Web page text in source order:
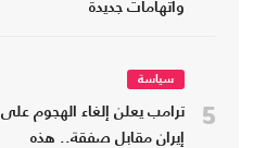
واتهامات جديدة
5
سياسة
ترامب يعلن إلغاء الهجوم على
إيران مقابل صفقة.. هذه